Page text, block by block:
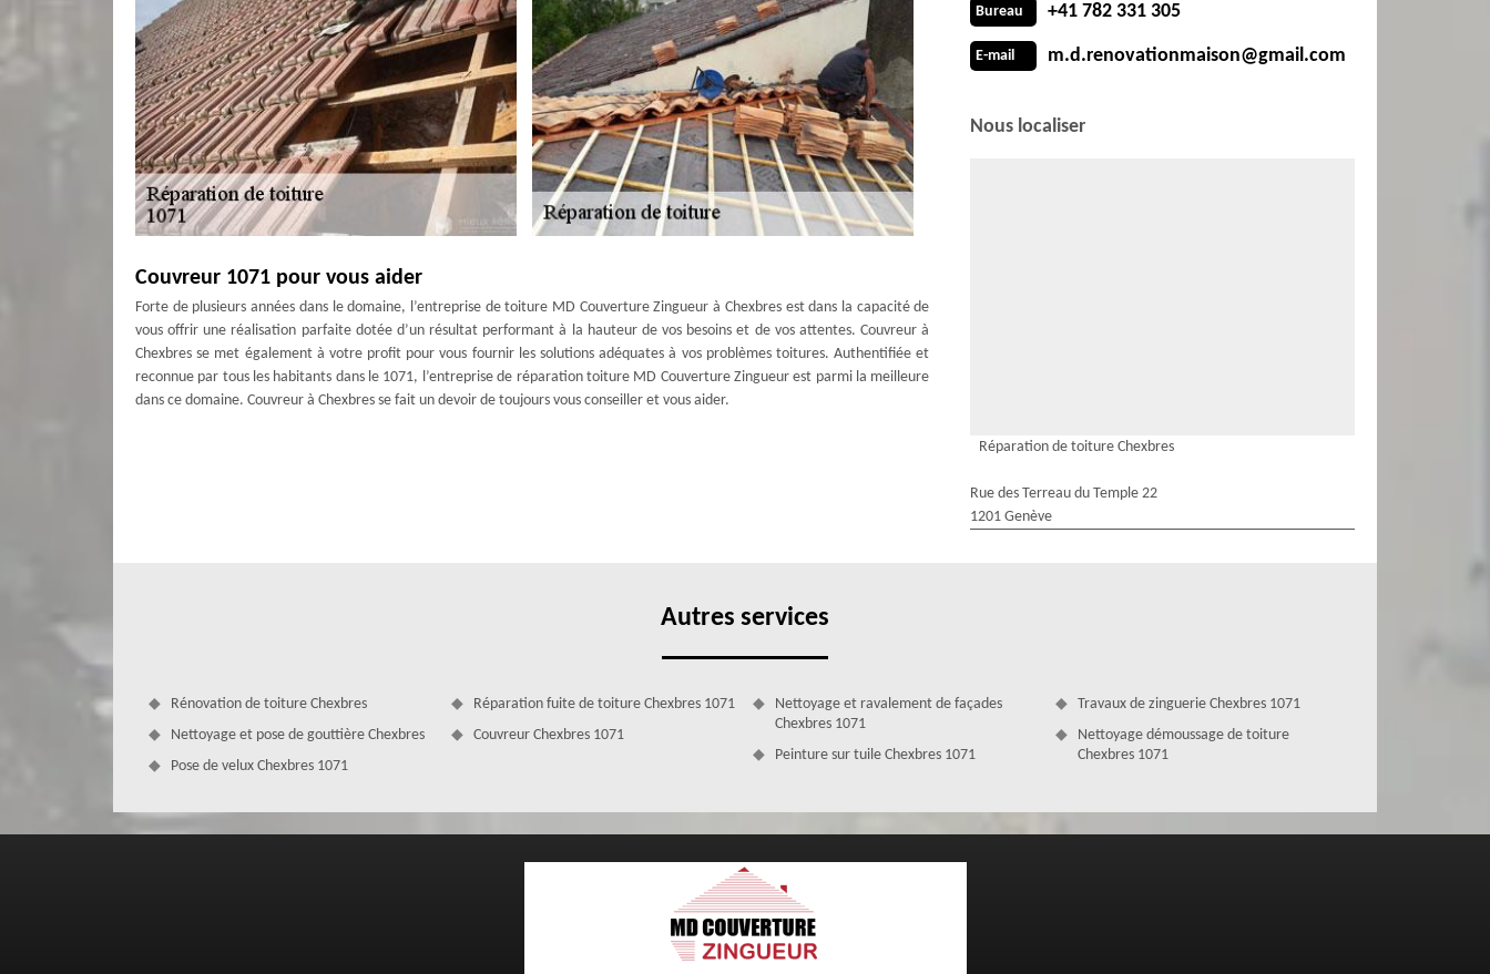
Couvreur 1071 pour vous aider
Forte de plusieurs années dans le domaine, l’entreprise de toiture MD Couverture Zingueur à Chexbres est dans la capacité de
vous offrir une réalisation parfaite dotée d’un résultat performant à la hauteur de vos besoins et de vos attentes. Couvreur à
Chexbres se met également à votre profit pour vous fournir les solutions adéquates à vos problèmes toitures. Authentifiée et
reconnue par tous les habitants dans le 1071, l’entreprise de réparation toiture MD Couverture Zingueur est parmi la meilleure
dans ce domaine. Couvreur à Chexbres se fait un devoir de toujours vous conseiller et vous aider.
L’entreprise de toiture 1071, spécialisée en travaux de réfection dispose des équipements appropriés ainsi que des couvreurs
expérimentés aptes à réaliser efficacement vos travaux de toiture à Chexbres. Il est primordial de contrôler votre toiture au
Bureau +41 782 331 305
E-mail m.d.renovationmaison@gmail.com
Nous localiser
Réparation de toiture Chexbres
Rue des Terreau du Temple 22
1201 Genève
Autres services
Rénovation de toiture Chexbres
Nettoyage et pose de gouttière Chexbres
Pose de velux Chexbres 1071
Réparation fuite de toiture Chexbres 1071
Couvreur Chexbres 1071
Nettoyage et ravalement de façades
Chexbres 1071
Peinture sur tuile Chexbres 1071
Travaux de zinguerie Chexbres 1071
Nettoyage démoussage de toiture
Chexbres 1071